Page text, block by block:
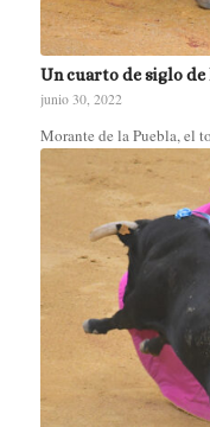
Un cuarto de siglo
junio 30, 2022
Morante de la Puebla, el